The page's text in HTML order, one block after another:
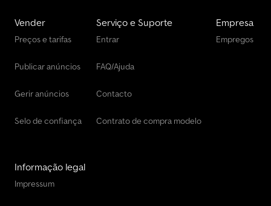
Disponibilidade imediata - Preço unitário: €6.600,00 mais 19% IVA
- Outras comprimentos de área útil disponíveis em estoque
tenha interesse em outros tipos de caçambas roll-on, fique à
Reservamo-nos o direito a erros e venda prévia.
Vender
Preços e tarifas
Publicar anúncios
Gerir anúncios
Selo de confiança
Serviço e Suporte
Entrar
FAQ/Ajuda
Contacto
Contrato de compra modelo
Empresa
Empregos
Informação legal
Impressum